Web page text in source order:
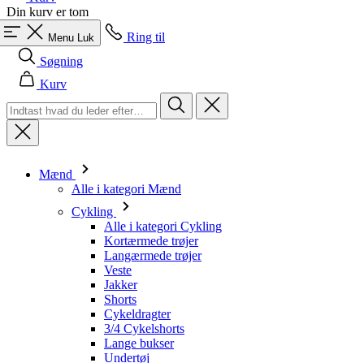
Kurv
Mænd
Alle i kategori Mænd
Langærmede trøjer
Veste
Jakker
Shorts
Cykeldragter
3/4 Cykelshorts
Lange bukser
Undertøj
Varmere
Kasketter
Handsker
Strømper